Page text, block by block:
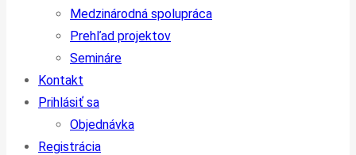
Medzinárodná spolupráca
Prehľad projektov
Semináre
Kontakt
Prihlásiť sa
Objednávka
Registrácia